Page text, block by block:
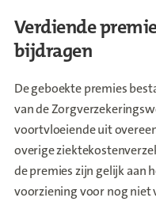
Verdiende
bijdragen
De geboekte premies
van de
voortvloeiende uit
overige
de premies zijn gelijk aan
voorziening voor nog niet